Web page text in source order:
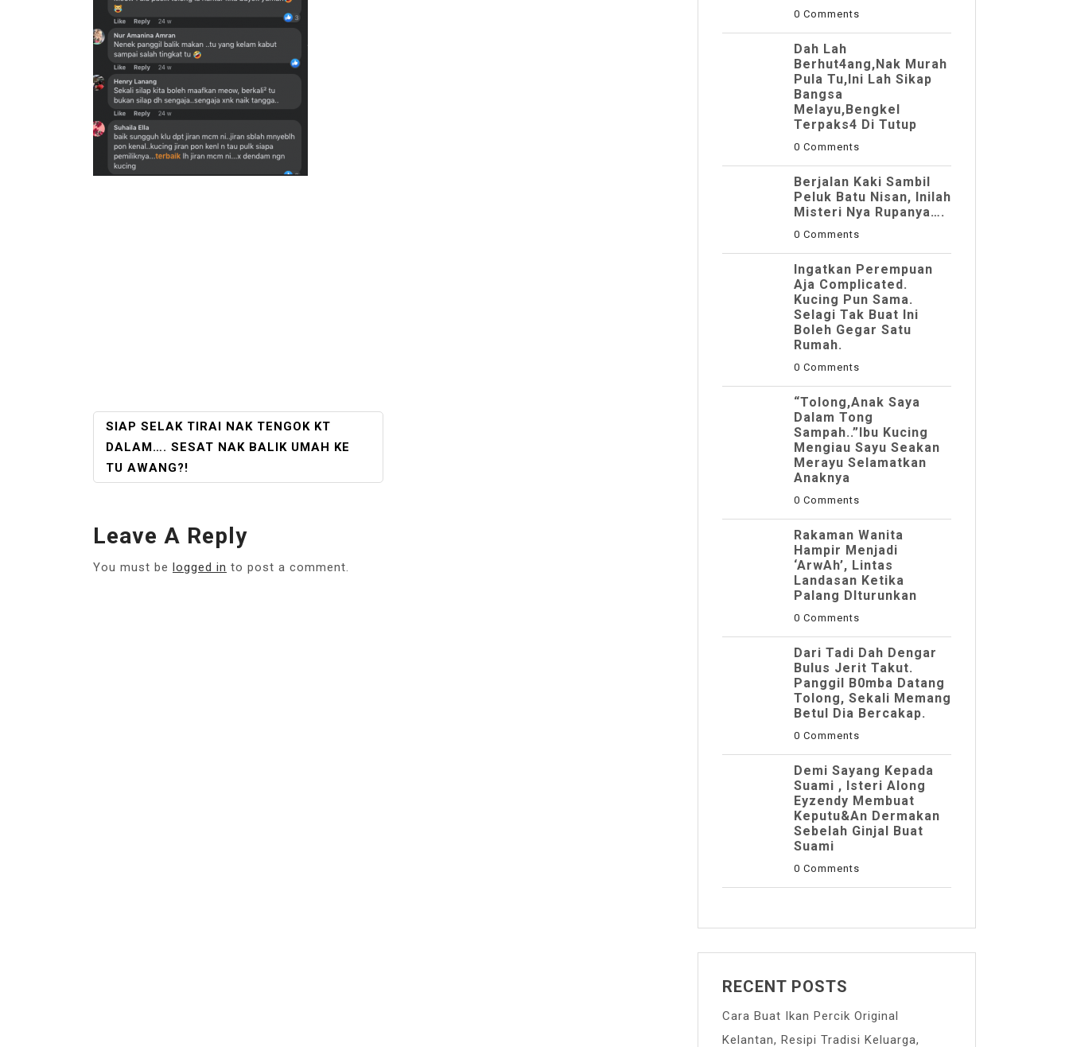
POST
NAVIGATION
SIAP SELAK TIRAI NAK TENGOK KT
DALAM…. SESAT NAK BALIK UMAH KE
TU AWANG?!
Leave A Reply
You must be logged in to post a comment.
0 Comments
Dah Lah
Berhut4ang,Nak Murah
Pula Tu,Ini Lah Sikap
Bangsa
Melayu,Bengkel
Terpaks4 Di Tutup
0 Comments
Berjalan Kaki Sambil
Peluk Batu Nisan, Inilah
Misteri Nya Rupanya….
0 Comments
Ingatkan Perempuan
Aja Complicated.
Kucing Pun Sama.
Selagi Tak Buat Ini
Boleh Gegar Satu
Rumah.
0 Comments
“Tolong,Anak Saya
Dalam Tong
Sampah..”Ibu Kucing
Mengiau Sayu Seakan
Merayu Selamatkan
Anaknya
0 Comments
Rakaman Wanita
Hampir Menjadi
‘ArwAh’, Lintas
Landasan Ketika
Palang DIturunkan
0 Comments
Dari Tadi Dah Dengar
Bulus Jerit Takut.
Panggil B0mba Datang
Tolong, Sekali Memang
Betul Dia Bercakap.
0 Comments
Demi Sayang Kepada
Suami , Isteri Along
Eyzendy Membuat
Keputu&an Dermakan
Sebelah Ginjal Buat
Suami
0 Comments
RECENT POSTS
Cara Buat Ikan Percik Original
Kelantan, Resipi Tradisi Keluarga,